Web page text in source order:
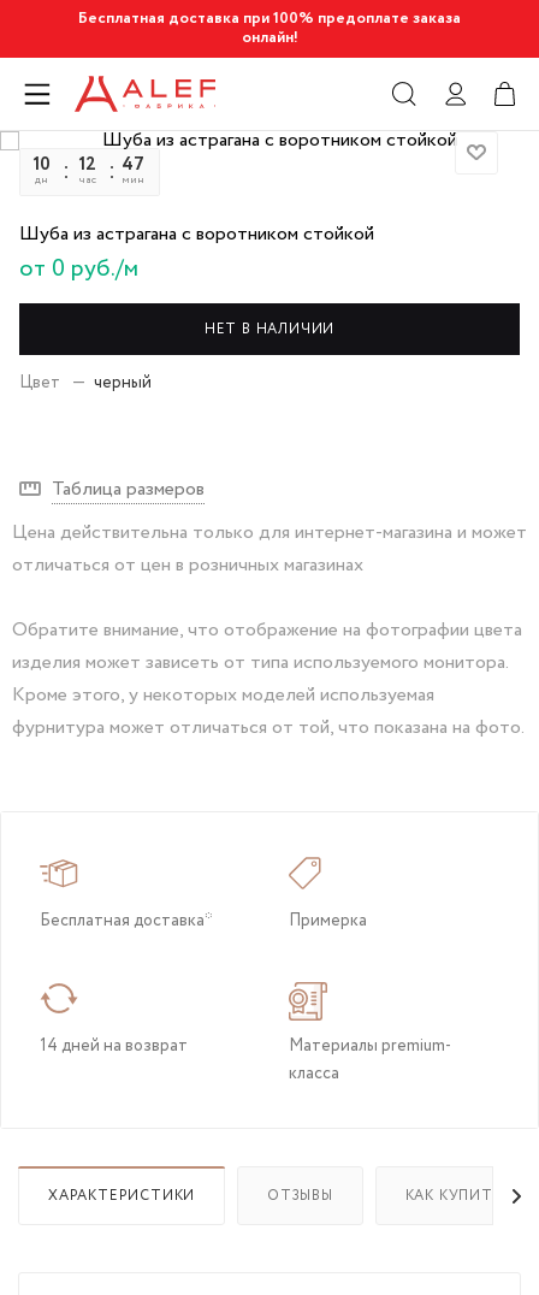
Бесплатная доставка при 100% предоплате заказа
онлайн!
10
дн
12
час
47
мин
Шуба из астрагана с воротником стойкой
от 0 руб./м
НЕТ В НАЛИЧИИ
Цвет — черный
Таблица размеров
Цена действительна только для интернет-магазина и может
отличаться от цен в розничных магазинах
Обратите внимание, что отображение на фотографии цвета
изделия может зависеть от типа используемого монитора.
Кроме этого, у некоторых моделей используемая
фурнитура может отличаться от той, что показана на фото.
Бесплатная доставка* Примерка
14 дней на возврат
Материалы premium-
класса
ХАРАКТЕРИСТИКИ ОТЗЫВЫ КАК КУПИТЬ